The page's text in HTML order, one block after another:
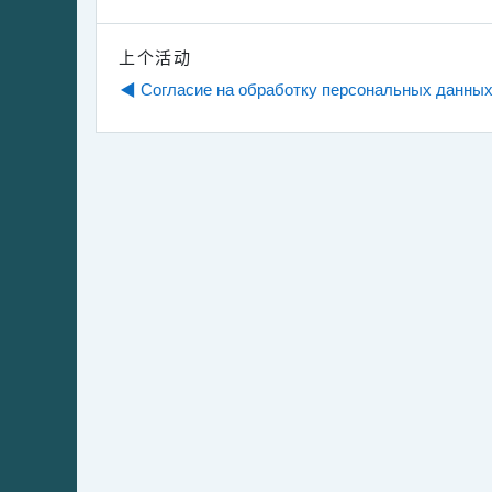
上个活动
◀︎ Согласие на обработку персональных данных